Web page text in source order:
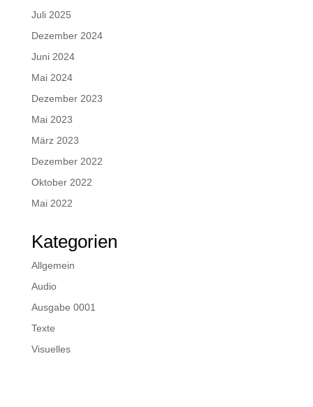
Juli 2025
Dezember 2024
Juni 2024
Mai 2024
Dezember 2023
Mai 2023
März 2023
Dezember 2022
Oktober 2022
Mai 2022
Kategorien
Allgemein
Audio
Ausgabe 0001
Texte
Visuelles